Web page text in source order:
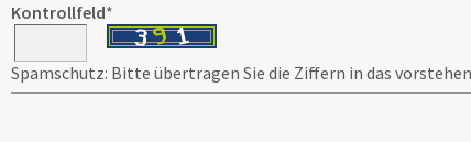
Kontrollfeld*
Spamschutz: Bitte übertragen Sie die Ziffern in das